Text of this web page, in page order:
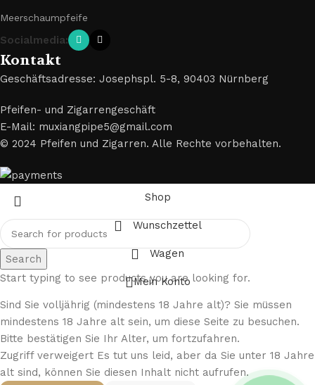
Meerschaumpfeife
Socialmedia:
Kontakt
Geschäftsadresse: Josephspl. 5-8, 90403 Nürnberg
Pfeifen- und Zigarrengeschäft
E-Mail: muxiangpipe5@gmail.com
© 2024 Pfeifen und Zigarren. Alle Rechte vorbehalten.
Search
Start typing to see products you are looking for.
Shop
Wunschzettel
Wagen
Mein Konto
Sind Sie volljährig (mindestens 18 Jahre alt)? Sie müssen
mindestens 18 Jahre alt sein, um diese Seite zu besuchen.
Bitte bestätigen Sie Ihr Alter, um fortzufahren.
Zugriff verweigert Es tut uns leid, aber da Sie unter 18 Jahre
alt sind, können Sie diesen Inhalt nicht aufrufen.